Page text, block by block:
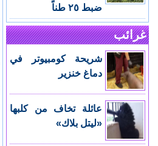
ضبط ٢٥ طناً
غرائب
شريحة كومبيوتر في
دماغ خنزير
عائلة تخاف من كلبها
«ليتل بلاك»